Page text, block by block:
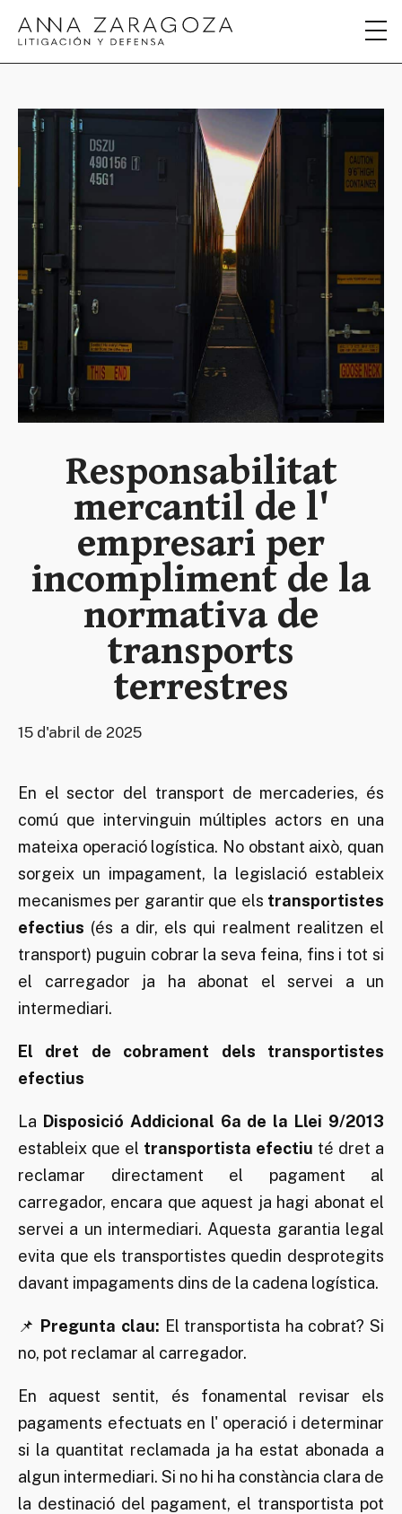
Responsabilitat
mercantil de l'
empresari per
incompliment de la
normativa de
transports
terrestres
15 d'abril de 2025
En el sector del transport de mercaderies, és
comú que intervinguin múltiples actors en una
mateixa operació logística. No obstant això, quan
sorgeix un impagament, la legislació estableix
mecanismes per garantir que els transportistes
efectius (és a dir, els qui realment realitzen el
transport) puguin cobrar la seva feina, fins i tot si
el carregador ja ha abonat el servei a un
intermediari.
El dret de cobrament dels transportistes
efectius
La Disposició Addicional 6a de la Llei 9/2013
estableix que el transportista efectiu té dret a
reclamar directament el pagament al
carregador, encara que aquest ja hagi abonat el
servei a un intermediari. Aquesta garantia legal
evita que els transportistes quedin desprotegits
davant impagaments dins de la cadena logística.
📌 Pregunta clau: El transportista ha cobrat? Si
no, pot reclamar al carregador.
En aquest sentit, és fonamental revisar els
pagaments efectuats en l' operació i determinar
si la quantitat reclamada ja ha estat abonada a
algun intermediari. Si no hi ha constància clara de
la destinació del pagament, el transportista pot